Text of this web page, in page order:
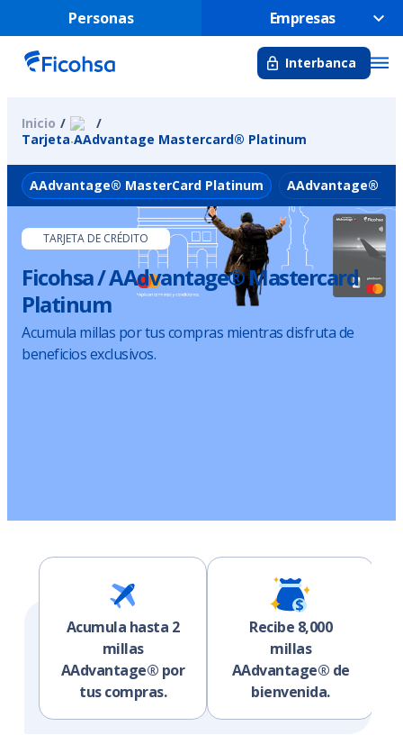
Personas Empresas
Interbanca
Inicio
Tarjeta AAdvantage Mastercard® Platinum
AAdvantage® MasterCard Platinum AAdvantage®
TARJETA DE CRÉDITO
Ficohsa / AAdvantage® Mastercard
Platinum
Acumula millas por tus compras mientras disfruta de
beneficios exclusivos.
Acumula hasta 2
millas
AAdvantage® por
tus compras.
Recibe 8,000
millas
AAdvantage® de
bienvenida.